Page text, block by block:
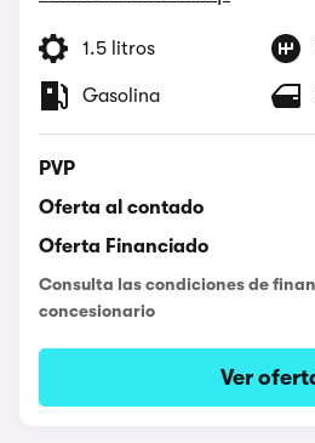
1.5 litros
Gasolina
PVP
Oferta al contado
Oferta Financiado
Consulta las condiciones de
concesionario
Ver